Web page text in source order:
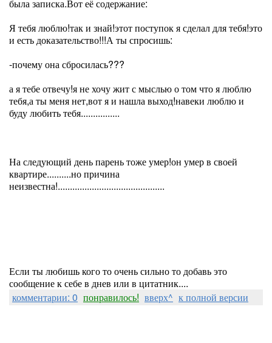
была записка.Вот её содержание:
Я тебя люблю!так и знай!этот поступок я сделал для тебя!это
и есть доказательство!!!А ты спросишь:
-почему она сбросилась???
а я тебе отвечу!я не хочу жит с мыслью о том что я люблю
тебя,а ты меня нет,вот я и нашла выход!навеки люблю и
буду любить тебя................
На следующий день парень тоже умер!он умер в своей
квартире..........но причина
неизвестна!............................................
Если ты любишь кого то очень сильно то добавь это
сообщение к себе в днев или в цитатник....
комментарии: 0 понравилось! вверх^ к полной версии